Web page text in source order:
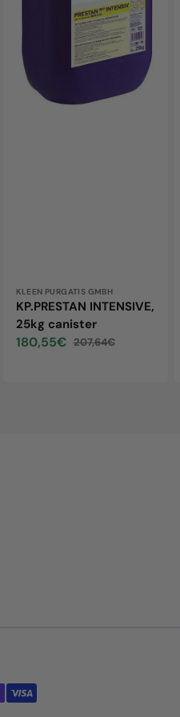
Vendor:
KLEEN PURGATIS GMBH
KP.PRESTAN INTENSIVE,
25kg canister
Sale
180,55€
Regular
207,64€